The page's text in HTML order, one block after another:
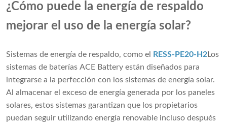
¿Cómo puede la energía de respaldo
mejorar el uso de la energía solar?
Sistemas de energía de respaldo, como el RESS-PE20-H2Los
sistemas de baterías ACE Battery están diseñados para
integrarse a la perfección con los sistemas de energía solar.
Al almacenar el exceso de energía generada por los paneles
solares, estos sistemas garantizan que los propietarios
puedan seguir utilizando energía renovable incluso después